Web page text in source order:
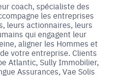
coach, spécialiste des
les entreprises
leurs actionnaires, leurs
qui engagent leur
aligner les Hommes et
votre entreprise. Clients
Atlantic, Sully Immobilier,
Assurances, Vae Solis